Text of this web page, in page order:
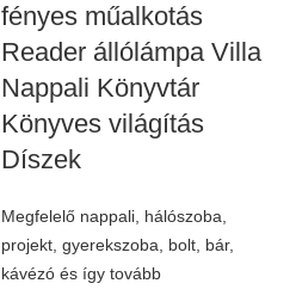
fényes műalkotás
Reader állólámpa Villa
Nappali Könyvtár
Könyves világítás
Díszek
Megfelelő nappali, hálószoba,
projekt, gyerekszoba, bolt, bár,
kávézó és így tovább